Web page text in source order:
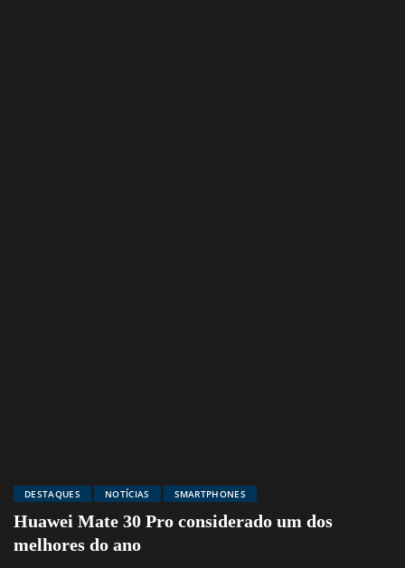
DESTAQUES NOTÍCIAS SMARTPHONES
Huawei Mate 30 Pro considerado um dos
melhores do ano